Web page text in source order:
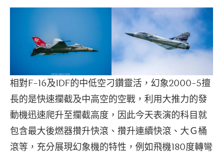
相對F-16及IDF的中低空刁鑽靈活，幻象2000-5擅
長的是快速攔截及中高空的空戰，利用大推力的發
動機迅速爬升至攔截高度，因此今天表演的科目就
包含最大後燃器攢升快滾、攢升連續快滾、大Ｇ桶
滾等，充分展現幻象機的特性，例如飛機180度轉彎